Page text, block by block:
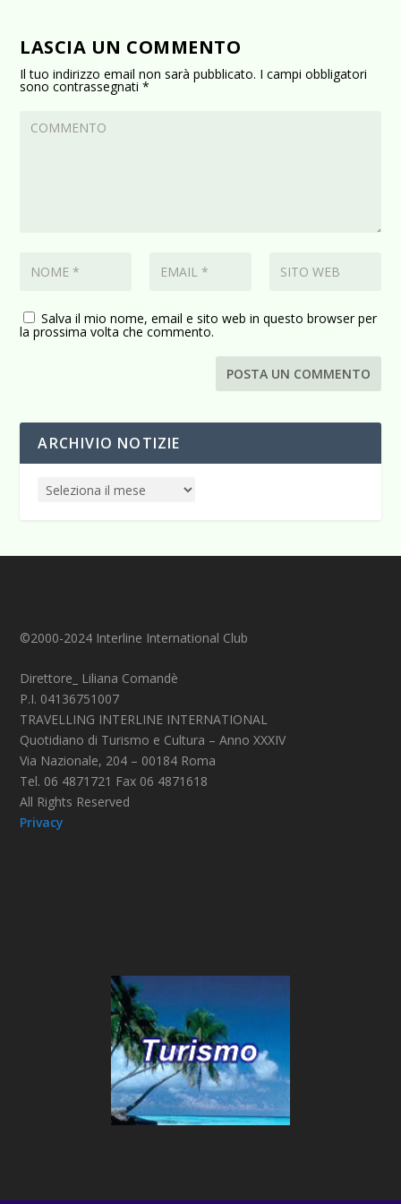
LASCIA UN COMMENTO
Il tuo indirizzo email non sarà pubblicato. I campi obbligatori
sono contrassegnati*
Salva il mio nome, email e sito web in questo browser per
la prossima volta che commento.
ARCHIVIO NOTIZIE
©2000-2024 Interline International Club
Direttore_ Liliana Comandè
P.I. 04136751007
TRAVELLING INTERLINE INTERNATIONAL
Quotidiano di Turismo e Cultura – Anno XXXIV
Via Nazionale, 204 – 00184 Roma
Tel. 06 4871721 Fax 06 4871618
All Rights Reserved
Privacy